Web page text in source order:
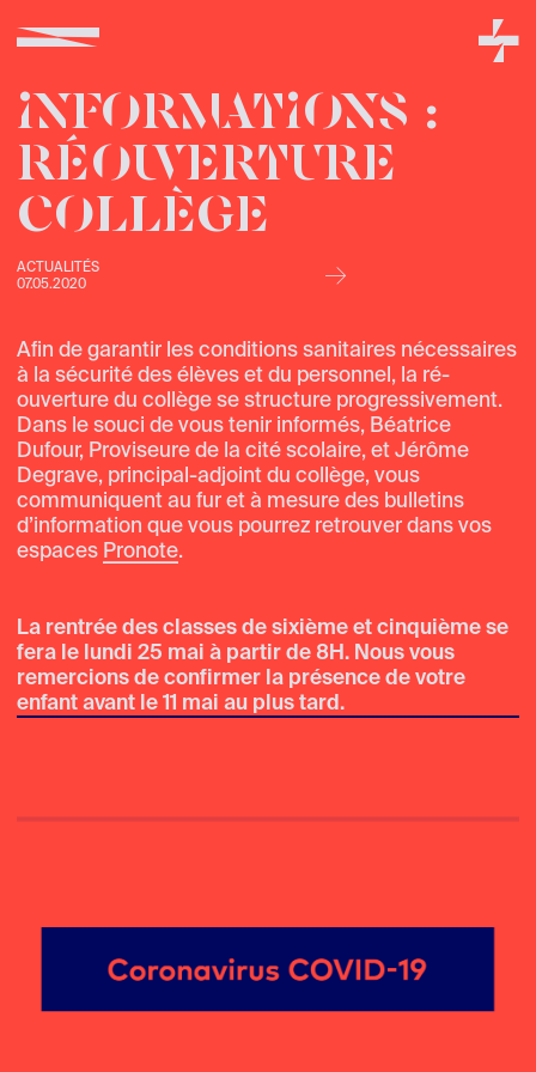
INFORMATIONS :
RÉOUVERTURE
COLLÈGE
ACTUALITÉS
07.05.2020
↣
Afin de garantir les conditions sanitaires nécessaires
à la sécurité des élèves et du personnel, la ré-
ouverture du collège se structure progressivement.
Dans le souci de vous tenir informés, Béatrice
Dufour, Proviseure de la cité scolaire, et Jérôme
Degrave, principal-adjoint du collège, vous
communiquent au fur et à mesure des bulletins
d’information que vous pourrez retrouver dans vos
espaces Pronote.
La rentrée des classes de sixième et cinquième se
fera le lundi 25 mai à partir de 8H.Nous vous
remercions deconfirmer la présence de votre
enfant avant le 11 mai au plus tard.